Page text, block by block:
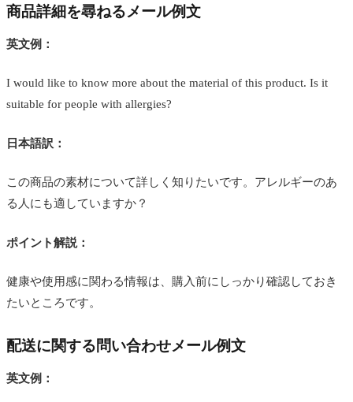
商品詳細を尋ねるメール例文
英文例：
I would like to know more about the material of this product. Is it
suitable for people with allergies?
日本語訳：
この商品の素材について詳しく知りたいです。アレルギーのあ
る人にも適していますか？
ポイント解説：
健康や使用感に関わる情報は、購入前にしっかり確認しておき
たいところです。
配送に関する問い合わせメール例文
英文例：